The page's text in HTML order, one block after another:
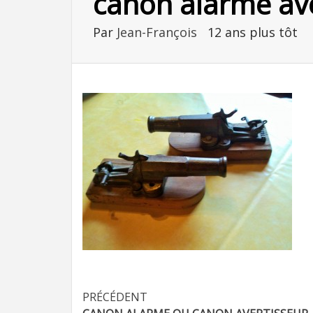
Par Jean-François 12 ans plus tôt
Navigation
PRÉCÉDENT